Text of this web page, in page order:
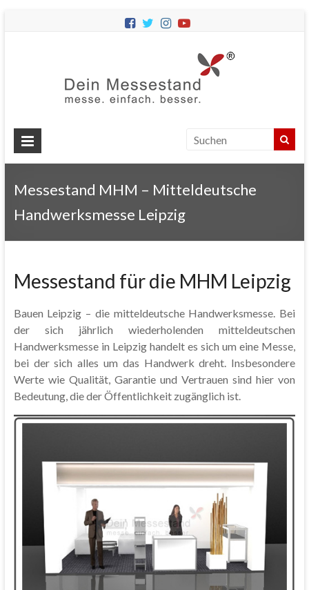
Messestände
für
Messestand MHM – Mitteldeutsche
Handwerksmesse Leipzig
Messestand für die MHM Leipzig
Bauen Leipzig – die mitteldeutsche Handwerksmesse. Bei
der sich jährlich wiederholenden mitteldeutschen
Handwerksmesse in Leipzig handelt es sich um eine Messe,
bei der sich alles um das Handwerk dreht. Insbesondere
Werte wie Qualität, Garantie und Vertrauen sind hier von
Bedeutung, die der Öffentlichkeit zugänglich ist.